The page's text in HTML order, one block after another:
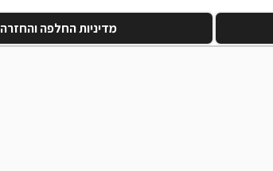
מדיניות החלפה והחזרה